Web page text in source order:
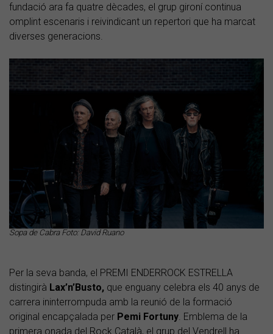
fundació ara fa quatre dècades, el grup gironí continua
omplint escenaris i reivindicant un repertori que ha marcat
diverses generacions.
Sopa de Cabra Foto: David Ruano
Per la seva banda, el PREMI ENDERROCK ESTRELLA
distingirà Lax’n’Busto, que enguany celebra els 40 anys de
carrera ininterrompuda amb la reunió de la formació
original encapçalada per Pemi Fortuny . Emblema de la
primera onada del Rock Català, el grup del Vendrell ha